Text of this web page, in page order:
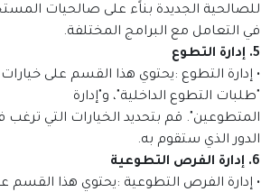
للصالحية الجديدة بناًء على صالحيات
في التعامل مع البرامج المختلفة.
5. إدارة التطوع
• إدارة التطوع :يحتوي هذا القسم على
"طلبات التطوع الداخلية"، و"إدارة
المتطوعين". قم بتحديد الخيارات التي ترغب
الدور الذي ستقوم به.
6. إدارة الفرص التطوعية
• إدارة الفرص التطوعية :يحتوي هذا القسم